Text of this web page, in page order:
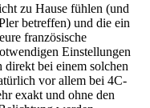
zu Hause fühlen (und
betreffen) und die ein
französische
Einstellungen
direkt bei einem solchen
vor allem bei 4C-
exakt und ohne den